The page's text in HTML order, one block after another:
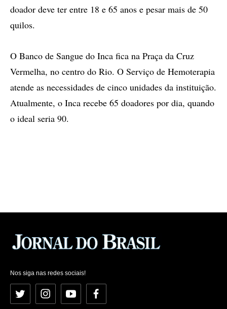
doador deve ter entre 18 e 65 anos e pesar mais de 50
quilos.
O Banco de Sangue do Inca fica na Praça da Cruz
Vermelha, no centro do Rio. O Serviço de Hemoterapia
atende as necessidades de cinco unidades da instituição.
Atualmente, o Inca recebe 65 doadores por dia, quando
o ideal seria 90.
Nos siga nas redes sociais!
Twitter InstagramYouTubeFacebook